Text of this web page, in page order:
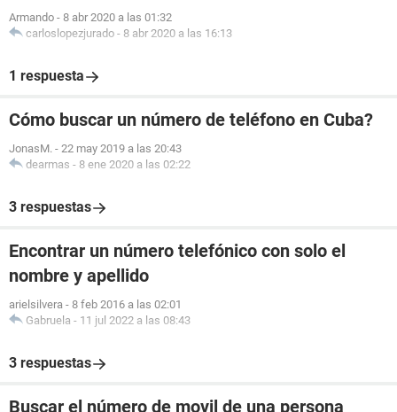
Armando - 8 abr 2020 a las 01:32
carloslopezjurado - 8 abr 2020 a las 16:13
1 respuesta
Cómo buscar un número de teléfono en Cuba?
JonasM. - 22 may 2019 a las 20:43
dearmas - 8 ene 2020 a las 02:22
3 respuestas
Encontrar un número telefónico con solo el
nombre y apellido
arielsilvera - 8 feb 2016 a las 02:01
Gabruela - 11 jul 2022 a las 08:43
3 respuestas
Buscar el número de movil de una persona